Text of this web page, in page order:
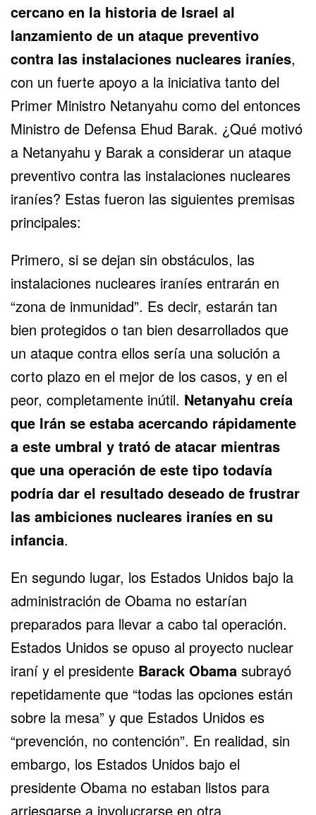
cercano en la historia de Israel al
lanzamiento de un ataque preventivo
contra las instalaciones nucleares iraníes,
con un fuerte apoyo a la iniciativa tanto del
Primer Ministro Netanyahu como del entonces
Ministro de Defensa Ehud Barak. ¿Qué motivó
a Netanyahu y Barak a considerar un ataque
preventivo contra las instalaciones nucleares
iraníes? Estas fueron las siguientes premisas
principales:
Primero, si se dejan sin obstáculos, las
instalaciones nucleares iraníes entrarán en
“zona de inmunidad”. Es decir, estarán tan
bien protegidos o tan bien desarrollados que
un ataque contra ellos sería una solución a
corto plazo en el mejor de los casos, y en el
peor, completamente inútil. Netanyahu creía
que Irán se estaba acercando rápidamente
a este umbral y trató de atacar mientras
que una operación de este tipo todavía
podría dar el resultado deseado de frustrar
las ambiciones nucleares iraníes en su
infancia.
En segundo lugar, los Estados Unidos bajo la
administración de Obama no estarían
preparados para llevar a cabo tal operación.
Estados Unidos se opuso al proyecto nuclear
iraní y el presidente Barack Obama subrayó
repetidamente que “todas las opciones están
sobre la mesa” y que Estados Unidos es
“prevención, no contención”. En realidad, sin
embargo, los Estados Unidos bajo el
presidente Obama no estaban listos para
arriesgarse a involucrarse en otra